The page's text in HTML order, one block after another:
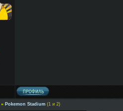
» Pokemon Stadium (1 и 2)